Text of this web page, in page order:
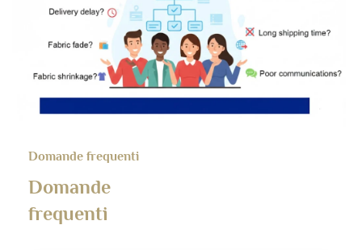
Domande frequenti
Domande
frequenti